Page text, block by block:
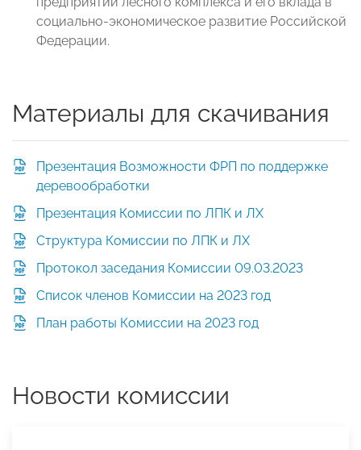
социально-экономическое развитие Российской
Федерации.
Материалы для скачивания
Презентация Возможности ФРП по поддержке
деревообработки
Презентация Комиссии по ЛПК и ЛХ
Структура Комиссии по ЛПК и ЛХ
Протокол заседания Комиссии 09.03.2023
Список членов Комиссии на 2023 год
План работы Комиссии на 2023 год
Новости комиссии